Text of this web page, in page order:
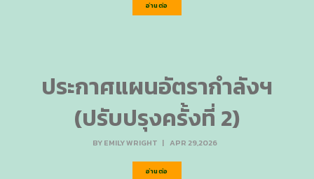
อ่านต่อ
ประกาศแผนอัตรากำลังฯ
(ปรับปรุงครั้งที่ 2)
BYEMILY WRIGHT | APR 29,2026
อ่านต่อ